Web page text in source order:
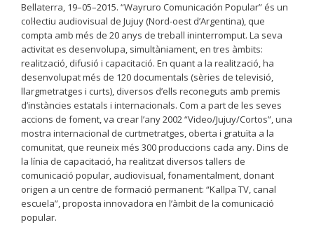
Bellaterra, 19–05–2015. “Wayruro Comunicación Popular” és un
col·lectiu audiovisual de Jujuy (Nord-oest d’Argentina), que
compta amb més de 20 anys de treball ininterromput. La seva
activitat es desenvolupa, simultàniament, en tres àmbits:
realització, difusió i capacitació. En quant a la realització, ha
desenvolupat més de 120 documentals (sèries de televisió,
llargmetratges i curts), diversos d’ells reconeguts amb premis
d’instàncies estatals i internacionals. Com a part de les seves
accions de foment, va crear l’any 2002 “Video/Jujuy/Cortos”, una
mostra internacional de curtmetratges, oberta i gratuïta a la
comunitat, que reuneix més 300 produccions cada any. Dins de
la línia de capacitació, ha realitzat diversos tallers de
comunicació popular, audiovisual, fonamentalment, donant
origen a un centre de formació permanent: “Kallpa TV, canal
escuela”, proposta innovadora en l’àmbit de la comunicació
popular.